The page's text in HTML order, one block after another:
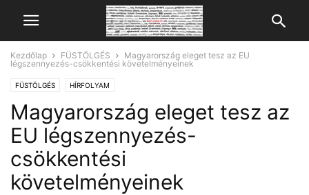
Kezdőlap FÜSTÖLGÉS
Magyarország eleget tesz az EU
légszennyezés-csökkentési követelményeinek
FÜSTÖLGÉS HÍRFOLYAM
Magyarország eleget tesz az
EU légszennyezés-
csökkentési
követelményeinek